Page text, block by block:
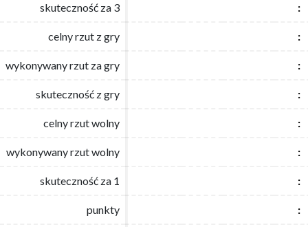
skuteczność za 3 :
celny rzut z gry :
wykonywany rzut za gry :
skuteczność z gry :
celny rzut wolny :
wykonywany rzut wolny :
skuteczność za 1 :
punkty :
skuteczność za 3 :
celny rzut z gry :
wykonywany rzut za gry :
skuteczność z gry :
celny rzut wolny :
wykonywany rzut wolny :
skuteczność za 1 :
punkty :